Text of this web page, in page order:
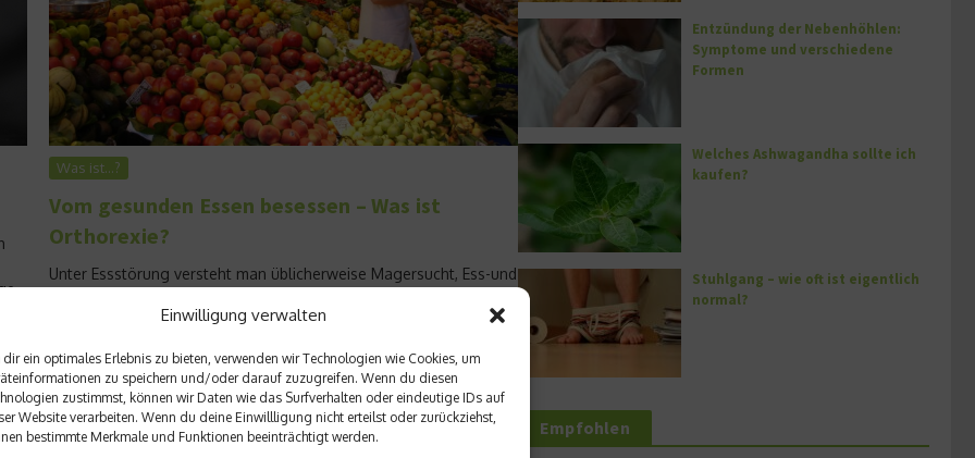
Einwilligung verwalten
dir ein optimales Erlebnis zu bieten, verwenden wir Technologien wie Cookies, um
zu speichern und/oder darauf zuzugreifen. Wenn du diesen
zustimmst, können wir Daten wie das Surfverhalten oder eindeutige IDs auf
Website verarbeiten. Wenn du deine Einwillligung nicht erteilst oder zurückziehst,
bestimmte Merkmale und Funktionen beeinträchtigt werden.
Was ist…?
Vom gesunden Essen besessen – Was ist
Orthorexie?
Unter Essstörung versteht man üblicherweise Magersucht, Ess-und
Essstörung, die ebenfalls verheerende Wirkungen haben kann:
Ernährung förmlich besessen…...
Weiterlesen
Entzündung der Nebenhöhlen:
Symptome und verschiedene
Formen
Welches Ashwagandha sollte ich
kaufen?
Stuhlgang – wie oft ist eigentlich
normal?
Empfohlen